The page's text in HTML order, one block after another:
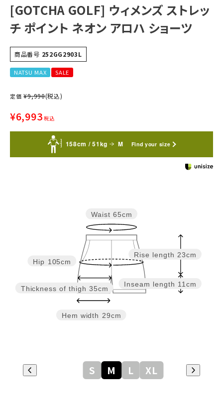
[GOTCHA GOLF] ウィメンズ ストレッ
チ ポイント ネオン アロハ ショーツ
商品番号 252GG2903L
NATSU MAX SALE
定価 ¥9,990(税込)
¥6,993 税込
158cm / 51kg M Find your size
Rise length 23cm
Inseam length 11cm
Hem width 29cm
Thickness of thigh 35cm
Hip 105cm
Waist 65cm
S M L XL